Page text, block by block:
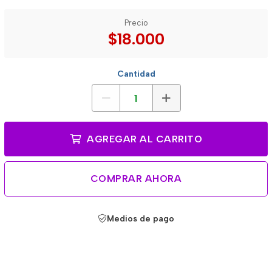
Precio
$18.000
Cantidad
AGREGAR AL CARRITO
COMPRAR AHORA
Medios de pago